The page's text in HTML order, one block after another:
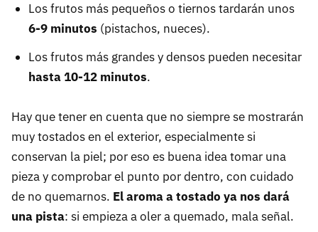
Los frutos más pequeños o tiernos tardarán unos
6-9 minutos (pistachos, nueces).
Los frutos más grandes y densos pueden necesitar
hasta 10-12 minutos.
Hay que tener en cuenta que no siempre se mostrarán
muy tostados en el exterior, especialmente si
conservan la piel; por eso es buena idea tomar una
pieza y comprobar el punto por dentro, con cuidado
de no quemarnos. El aroma a tostado ya nos dará
una pista: si empieza a oler a quemado, mala señal.